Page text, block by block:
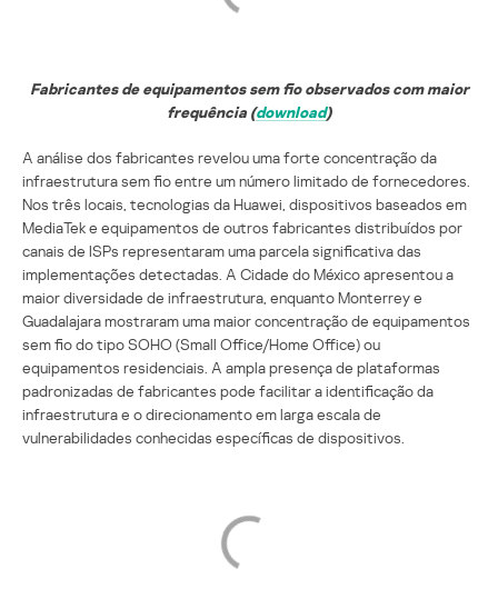
Fabricantes de equipamentos sem fio observados com maior
frequência (download)
A análise dos fabricantes revelou uma forte concentração da
infraestrutura sem fio entre um número limitado de fornecedores.
Nos três locais, tecnologias da Huawei, dispositivos baseados em
MediaTek e equipamentos de outros fabricantes distribuídos por
canais de ISPs representaram uma parcela significativa das
implementações detectadas. A Cidade do México apresentou a
maior diversidade de infraestrutura, enquanto Monterrey e
Guadalajara mostraram uma maior concentração de equipamentos
sem fio do tipo SOHO (Small Office/Home Office) ou
equipamentos residenciais. A ampla presença de plataformas
padronizadas de fabricantes pode facilitar a identificação da
infraestrutura e o direcionamento em larga escala de
vulnerabilidades conhecidas específicas de dispositivos.